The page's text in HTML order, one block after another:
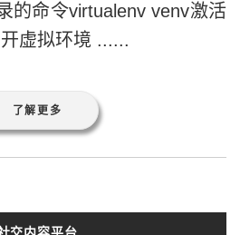
的命令virtualenv venv激活
虚拟环境 ......
了解更多